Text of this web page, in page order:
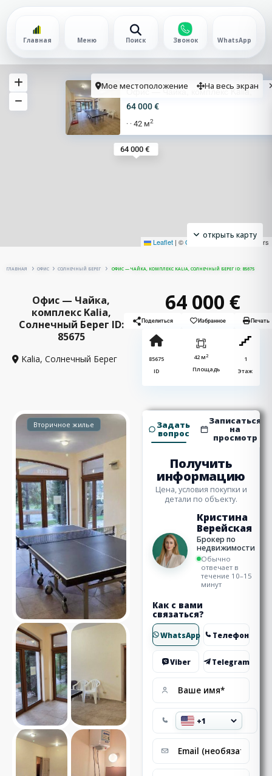
Главная Меню Поиск Звонок WhatsApp
64 000 €
Офис — Чайка, комплекс Kalia,
64 000 €
· · 42 м2
Leaflet | ©OpenStreetMap contributors
открыть карту
Мое местоположение На весь экран
ГЛАВНАЯ ОФИС СОЛНЕЧНЫЙ БЕРЕГ ОФИС — ЧАЙКА, КОМПЛЕКС KALIA, СОЛНЕЧНЫЙ БЕРЕГ ID: 85675
Офис — Чайка,
комплекс Kalia,
Солнечный Берег ID:
85675
Kalia, Солнечный Берег
64 000 €
Поделиться Избранное Печать
85675
ID
42 м2
Площадь
1
Этаж
Вторичное жилье Задать
вопрос
Записаться
на
просмотр
Получить
информацию
Цена, условия покупки и
детали по объекту.
Кристина
Верейская
Брокер по
недвижимости
Обычно
отвечает в
течение 10–15
минут
Как с вами
связаться?
WhatsApp Телефон
Viber Telegram